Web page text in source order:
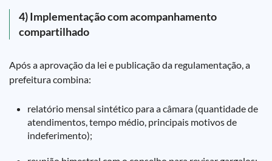
4) Implementação com acompanhamento
compartilhado
Após a aprovação da lei e publicação da regulamentação, a
prefeitura combina:
relatório mensal sintético para a câmara (quantidade de
atendimentos, tempo médio, principais motivos de
indeferimento);